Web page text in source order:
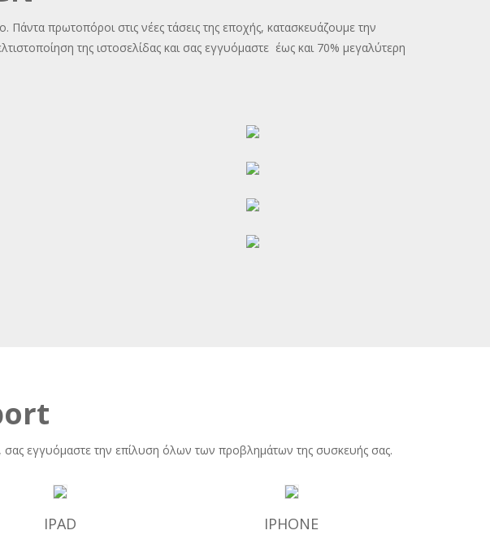
πρωτοπόροι στις νέες τάσεις της εποχής, κατασκευάζουμε την
της ιστοσελίδας και σας εγγυόμαστε έως και 70% μεγαλύτερη
σας εγγυόμαστε την επίλυση όλων των προβλημάτων της συσκευής σας.
IPAD IPHONE